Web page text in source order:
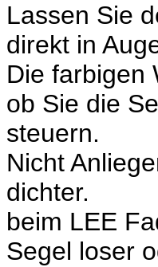
Lassen Sie
direkt in
Die farbigen
ob Sie die
steuern.
Nicht
dichter.
beim LEE
Segel loser